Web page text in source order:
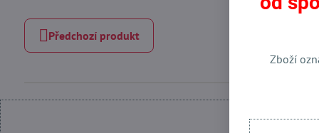
Předchozí produkt
Zboží